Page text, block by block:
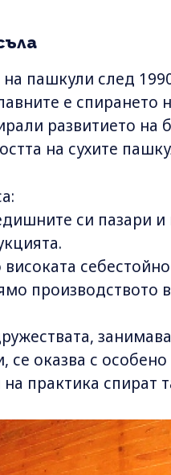
пашкули след
е спирането
развитието на
на сухите
си пазари и
производството
оказва с
практика спират